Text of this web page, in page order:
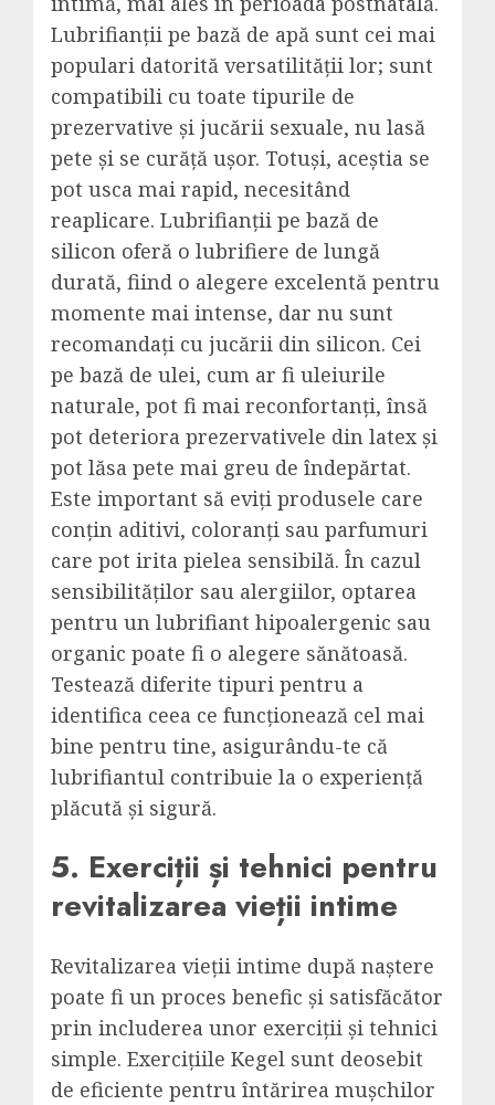
Lubrifianții pe bază de apă sunt cei mai
populari datorită versatilității lor; sunt
compatibili cu toate tipurile de
prezervative și jucării sexuale, nu lasă
pete și se curăță ușor. Totuși, aceștia se
pot usca mai rapid, necesitând
reaplicare. Lubrifianții pe bază de
silicon oferă o lubrifiere de lungă
durată, fiind o alegere excelentă pentru
momente mai intense, dar nu sunt
recomandați cu jucării din silicon. Cei
pe bază de ulei, cum ar fi uleiurile
naturale, pot fi mai reconfortanți, însă
pot deteriora prezervativele din latex și
pot lăsa pete mai greu de îndepărtat.
Este important să eviți produsele care
conțin aditivi, coloranți sau parfumuri
care pot irita pielea sensibilă. În cazul
sensibilităților sau alergiilor, optarea
pentru un lubrifiant hipoalergenic sau
organic poate fi o alegere sănătoasă.
Testează diferite tipuri pentru a
identifica ceea ce funcționează cel mai
bine pentru tine, asigurându-te că
lubrifiantul contribuie la o experiență
plăcută și sigură.
5. Exerciții și tehnici pentru
revitalizarea vieții intime
Revitalizarea vieții intime după naștere
poate fi un proces benefic și satisfăcător
prin includerea unor exerciții și tehnici
simple. Exercițiile Kegel sunt deosebit
de eficiente pentru întărirea mușchilor